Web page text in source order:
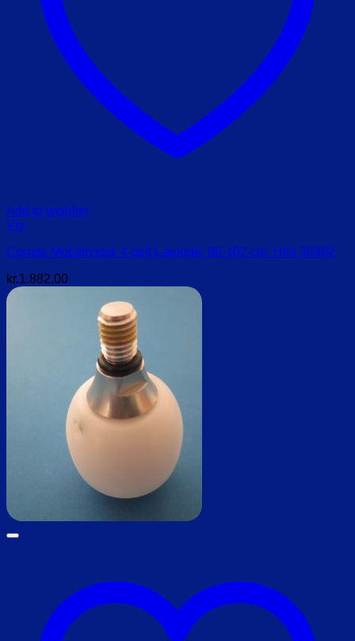
Add to wishlist
Vis
Comde Mobilitystok 4 delt Længde: 88-102 cm. Hmi 30982
kr.1.882,00